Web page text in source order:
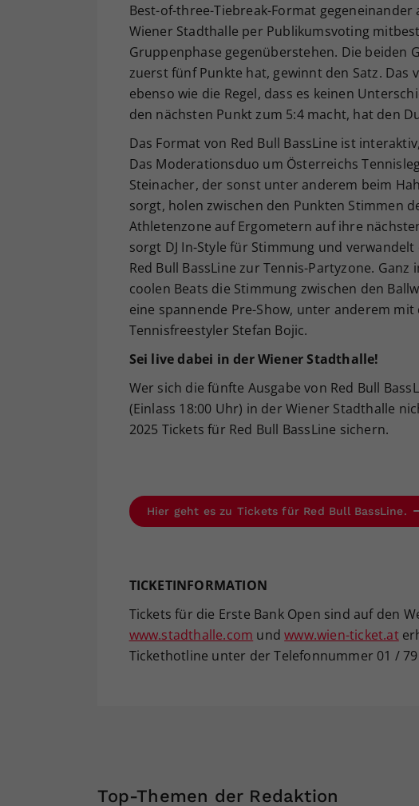
Best-of-three-Tiebreak-Format
Wiener Stadthalle per Publikumsvoting
Gruppenphase gegenüberstehen. Die beiden
zuerst fünf Punkte hat, gewinnt den Satz. Das
ebenso wie die Regel, dass es keinen
den nächsten Punkt zum 5:4 macht, hat den
Das Format von Red Bull BassLine ist
Das Moderationsduo um Österreichs
Steinacher, der sonst unter anderem beim
sorgt, holen zwischen den Punkten Stimmen
Athletenzone auf Ergometern auf ihre
sorgt DJ In-Style für Stimmung und
Red Bull BassLine zur Tennis-Partyzone.
coolen Beats die Stimmung zwischen den
eine spannende Pre-Show, unter anderem
Tennisfreestyler Stefan Bojic.
Sei live dabei in der Wiener Stadthalle!
Wer sich die fünfte Ausgabe von Red Bull
(Einlass 18:00 Uhr) in der Wiener Stadthalle
2025 Tickets für Red Bull BassLine sichern.
Hier geht es zu Tickets für Red Bull BassLine.
TICKETINFORMATION
Tickets für die Erste Bank Open sind auf den
www.stadthalle.com undwww.wien-ticket.at
Tickethotline unter der Telefonnummer 01 / 79
Top-Themen der Redaktion